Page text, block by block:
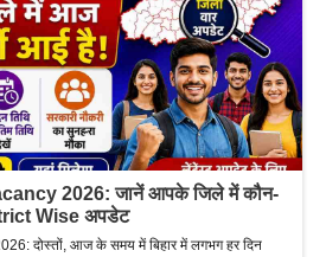
2026: जानें आपके जिले में कौन-
Wise अपडेट
दोस्तों, आज के समय में बिहार में लगभग हर दिन